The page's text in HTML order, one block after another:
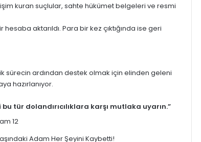
kuran suçlular, sahte hükümet belgeleri ve resmi
aktarıldı. Para bir kez çıktığında ise geri
sürecin ardından destek olmak için elinden geleni
hazırlanıyor.
tür dolandırıcılıklara karşı mutlaka uyarın.”